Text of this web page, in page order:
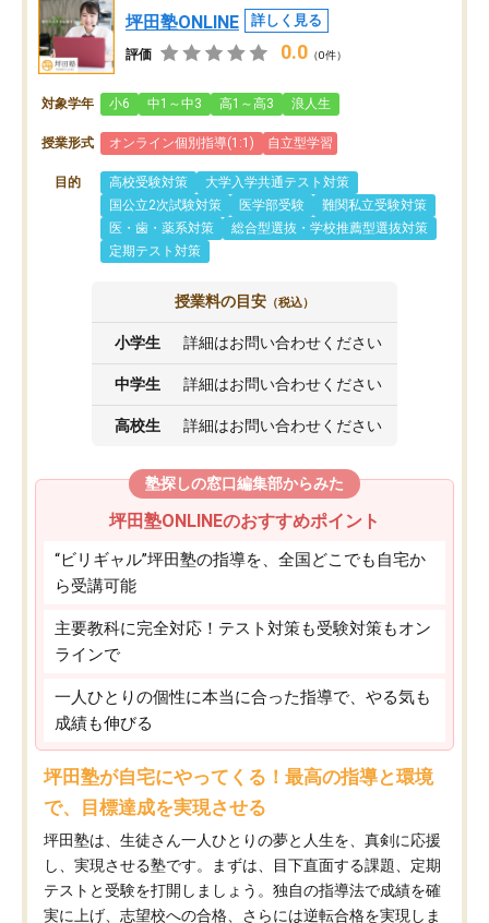
坪田塾ONLINE 詳しく見る
評価 0.0 （0件）
対象学年 小6 中1～中3 高1～高3 浪人生
授業形式 オンライン個別指導(1:1) 自立型学習
目的 高校受験対策
大学入学共通テスト対策
国公立2次試験対策
医学部受験
難関私立受験対策
医・歯・薬系対策
総合型選抜・学校推薦型選抜対策
定期テスト対策
授業料の目安 （税込）
小学生 詳細はお問い合わせください
中学生 詳細はお問い合わせください
高校生 詳細はお問い合わせください
塾探しの窓口編集部からみた
坪田塾ONLINEのおすすめポイント
“ビリギャル”坪田塾の指導を、全国どこでも自宅か
ら受講可能
主要教科に完全対応！テスト対策も受験対策もオン
ラインで
一人ひとりの個性に本当に合った指導で、やる気も
成績も伸びる
坪田塾が自宅にやってくる！最高の指導と環境
で、目標達成を実現させる
坪田塾は、生徒さん一人ひとりの夢と人生を、真剣に応援
し、実現させる塾です。まずは、目下直面する課題、定期
テストと受験を打開しましょう。独自の指導法で成績を確
実に上げ、志望校への合格、さらには逆転合格を実現しま